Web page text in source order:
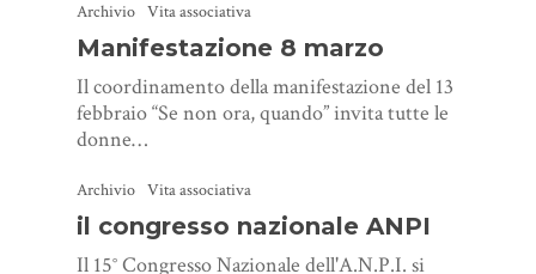
Archivio Vita associativa
Manifestazione 8 marzo
Il coordinamento della manifestazione del 13
febbraio “Se non ora, quando” invita tutte le
donne…
Archivio Vita associativa
il congresso nazionale ANPI
Il 15° Congresso Nazionale dell'A.N.P.I. si